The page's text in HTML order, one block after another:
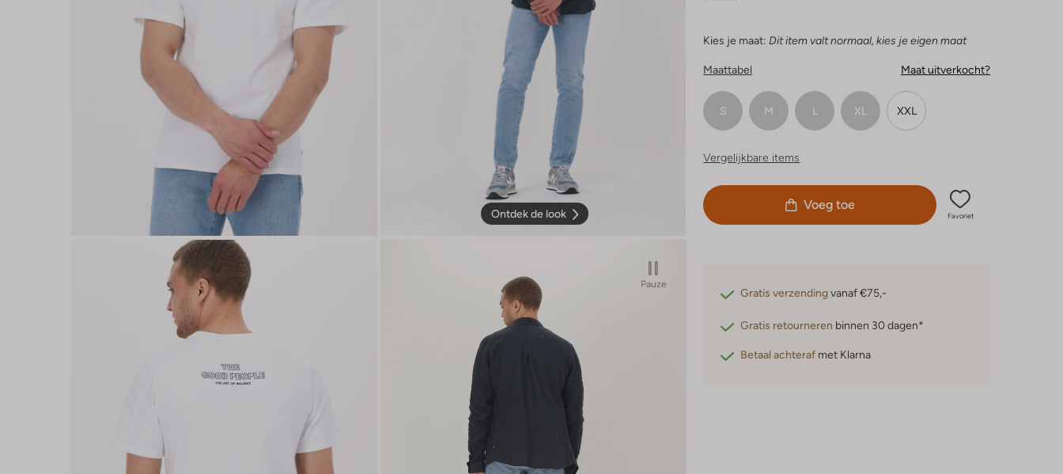
Ontdek de look
Pauze
Kies je maat: Dit item valt normaal, kies je eigen maat
Maattabel Maat uitverkocht?
S M L XL XXL
Vergelijkbare items
Voeg toe
Favoriet
Gratis verzendingvanaf €75,-
Gratis retourneren binnen 30 dagen*
Betaal achteraf met Klarna